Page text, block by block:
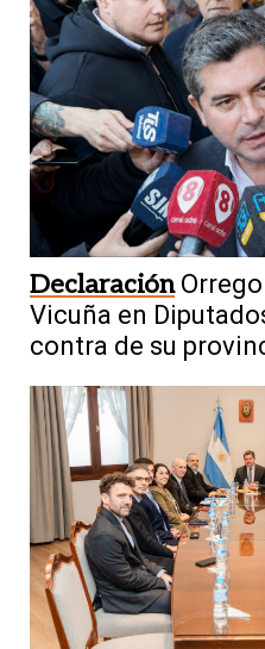
Declaración
Vicuña en
contra de su